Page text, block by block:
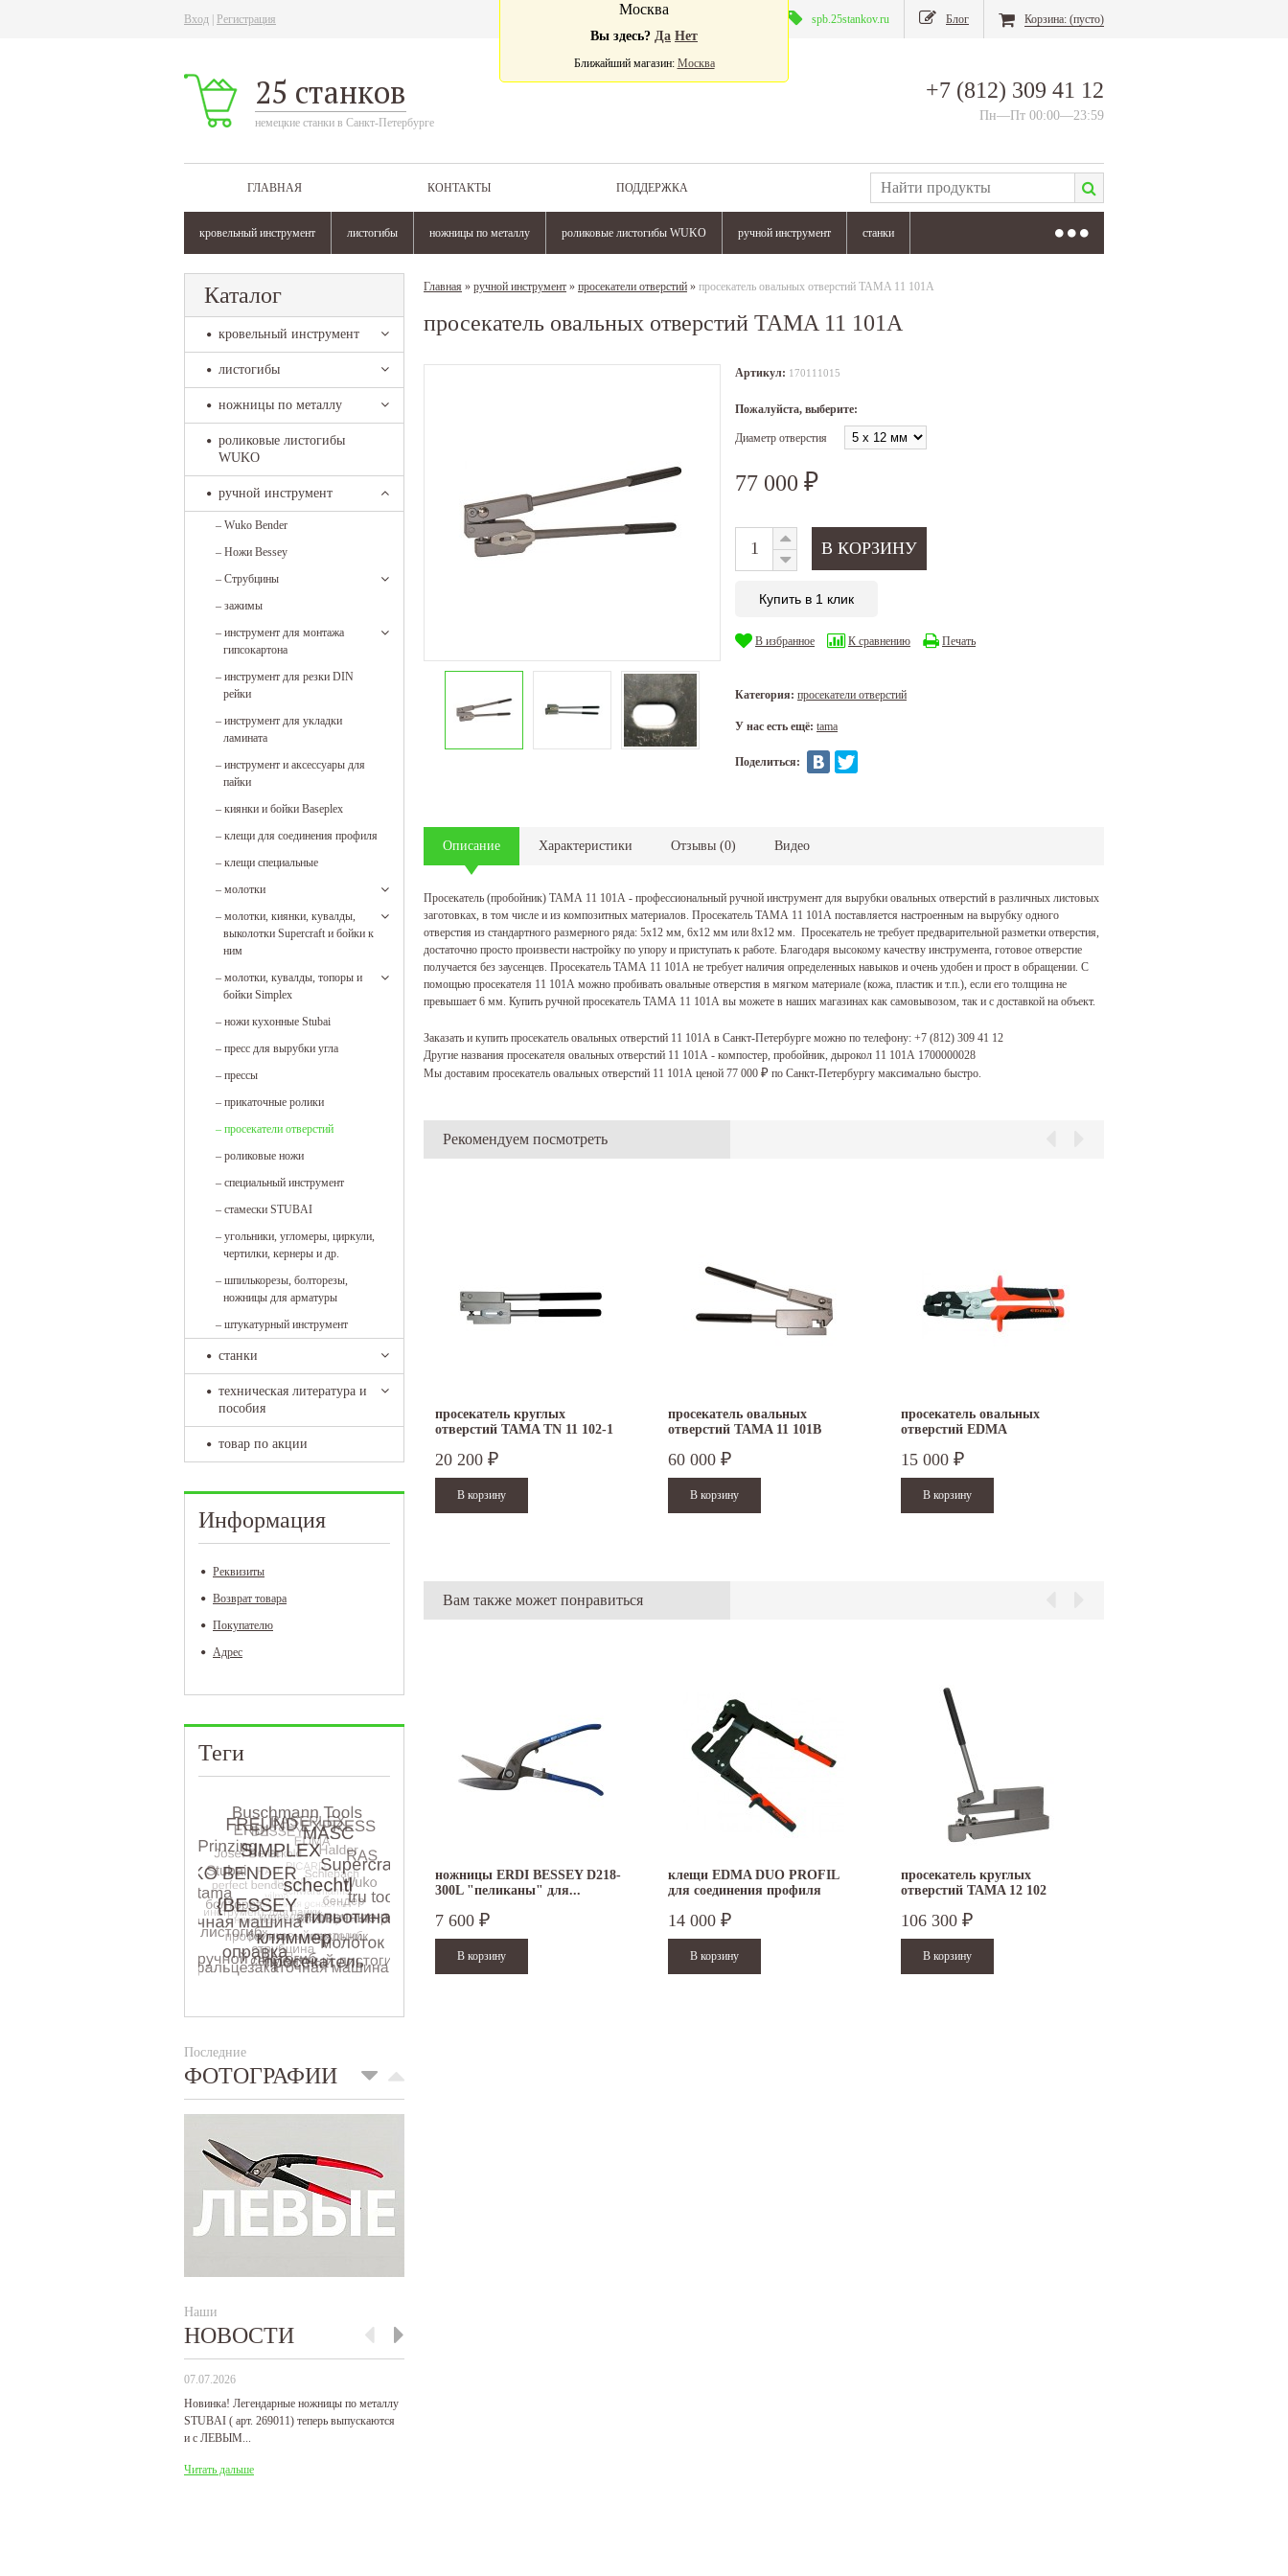
Вход Регистрация spb.25stankov.ru Блог Корзина: (пусто)
25 станков
немецкие станки в Санкт-Петербурге
+7 (812) 309 41 12
Пн—Пт 00:00—23:59
ГЛАВНАЯ КОНТАКТЫ ПОДДЕРЖКА
кровельный инструмент листогибы ножницы по металлу роликовые листогибы WUKO ручной инструмент станки
Москва
Вы здесь? Да Нет
Ближайший магазин: Москва
Каталог
кровельный инструмент
листогибы
ножницы по металлу
роликовые листогибы
WUKO
ручной инструмент
– Wuko Bender
– Ножи Bessey
– Струбцины
– зажимы
– инструмент для монтажа
гипсокартона
– инструмент для резки DIN
рейки
– инструмент для укладки
ламината
– инструмент и аксессуары для
пайки
– киянки и бойки Baseplex
– клещи для соединения профиля
– клещи специальные
– молотки
– молотки, киянки, кувалды,
выколотки Supercraft и бойки к
ним
– молотки, кувалды, топоры и
бойки Simplex
– ножи кухонные Stubai
– пресс для вырубки угла
– прессы
– прикаточные ролики
– просекатели отверстий
– роликовые ножи
– специальный инструмент
– стамески STUBAI
– угольники, угломеры, циркули,
чертилки, кернеры и др.
– шпилькорезы, болторезы,
ножницы для арматуры
– штукатурный инструмент
станки
техническая литература и
пособия
товар по акции
Информация
Реквизиты
Возврат товара
Покупателю
Адрес
Теги
Последние
ФОТОГРАФИИ
Наши
НОВОСТИ
07.07.2026
Новинка! Легендарные ножницы по металлу
STUBAI ( арт. 269011) теперь выпускаются
и с ЛЕВЫМ...
Читать дальше
Главная » ручной инструмент » просекатели отверстий » просекатель овальных отверстий TAMA 11 101А
просекатель овальных отверстий TAMA 11 101А
Артикул: 170111015
Пожалуйста, выберите:
Диаметр отверстия
77 000 ₽
Купить в 1 клик
В избранное К сравнению Печать
Категория: просекатели отверстий
У нас есть ещё: tama
Поделиться:
Описание Характеристики Отзывы (0) Видео
Просекатель (пробойник) ТАМА 11 101А - профессиональный ручной инструмент для вырубки овальных отверстий в различных листовых
заготовках, в том числе и из композитных материалов. Просекатель ТАМА 11 101А поставляется настроенным на вырубку одного
отверстия из стандартного размерного ряда: 5х12 мм, 6х12 мм или 8х12 мм. Просекатель не требует предварительной разметки отверстия,
достаточно просто произвести настройку по упору и приступать к работе. Благодаря высокому качеству инструмента, готовое отверстие
получается без заусенцев. Просекатель ТАМА 11 101А не требует наличия определенных навыков и очень удобен и прост в обращении. С
помощью просекателя 11 101А можно пробивать овальные отверстия в мягком материале (кожа, пластик и т.п.), если его толщина не
превышает 6 мм. Купить ручной просекатель ТАМА 11 101А вы можете в наших магазинах как самовывозом, так и с доставкой на объект.
Заказать и купить просекатель овальных отверстий 11 101А в Санкт-Петербурге можно по телефону: +7 (812) 309 41 12
Другие названия просекателя овальных отверстий 11 101А - компостер, пробойник, дырокол 11 101А 1700000028
Мы доставим просекатель овальных отверстий 11 101А ценой 77 000 ₽ по Санкт-Петербургу максимально быстро.
Рекомендуем посмотреть
просекатель круглых
отверстий TAMA TN 11 102-1
20 200 ₽
просекатель овальных
отверстий TAMA 11 101B
60 000 ₽
просекатель овальных
отверстий EDMA
15 000 ₽
Вам также может понравиться
ножницы ERDI BESSEY D218-
300L "пеликаны" для...
7 600 ₽
клещи EDMA DUO PROFIL
для соединения профиля
14 000 ₽
просекатель круглых
отверстий TAMA 12 102
106 300 ₽